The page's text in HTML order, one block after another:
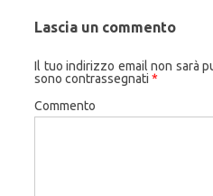
Lascia un commento
Il tuo indirizzo email non sarà
sono contrassegnati *
Commento